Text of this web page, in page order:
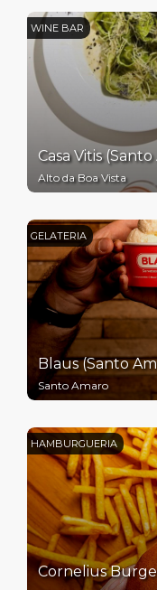
WINE BAR
Casa Vitis
Alto da Boa Vista
GELATERIA
Blaus (Santo
Santo Amaro
HAMBURGUERIA
Cornelius